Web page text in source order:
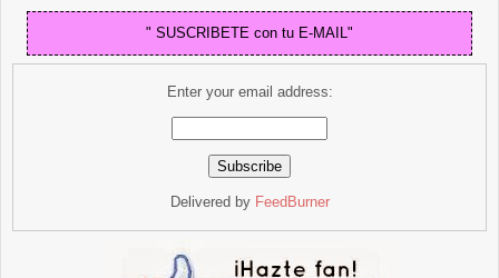
" SUSCRIBETE con tu E-MAIL"
Enter your email address:
Delivered by FeedBurner